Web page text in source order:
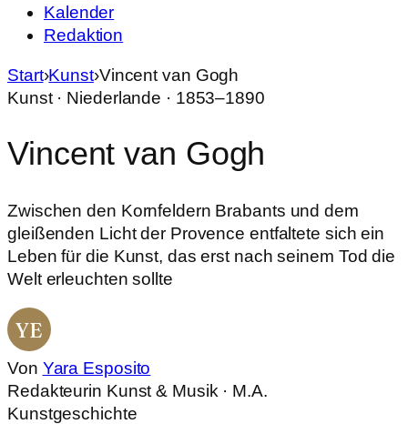
Kalender
Redaktion
Start›Kunst›Vincent van Gogh
Kunst · Niederlande · 1853–1890
Vincent van Gogh
Zwischen den Kornfeldern Brabants und dem
gleißenden Licht der Provence entfaltete sich ein
Leben für die Kunst, das erst nach seinem Tod die
Welt erleuchten sollte
YE
Von Yara Esposito
Redakteurin Kunst & Musik · M.A.
Kunstgeschichte